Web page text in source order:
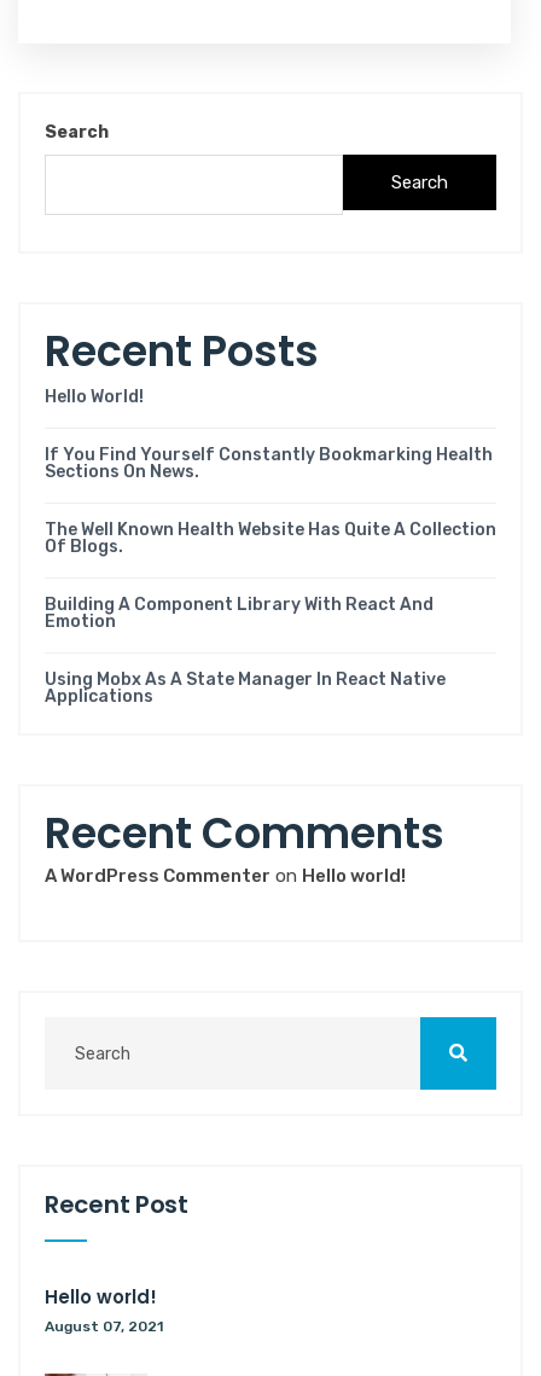
Search
Search
Recent Posts
Hello World!
If You Find Yourself Constantly Bookmarking Health
Sections On News.
The Well Known Health Website Has Quite A Collection
Of Blogs.
Building A Component Library With React And
Emotion
Using Mobx As A State Manager In React Native
Applications
Recent Comments
A WordPress Commenter on Hello world!
Recent Post
Hello world!
August 07, 2021